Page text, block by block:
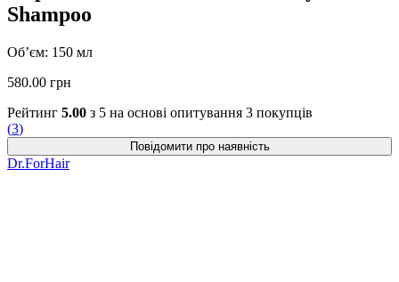
Shampoo
Об’єм: 150 мл
580.00 грн
Рейтинг 5.00 з 5 на основі опитування 3 покупців
(3)
Dr.ForHair